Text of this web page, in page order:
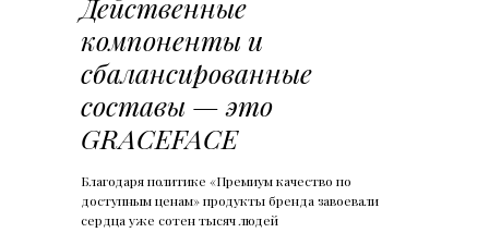
компоненты и
сбалансированные
составы — это
GRACEFACE
Благодаря политике «Премиум качество по
доступным ценам» продукты бренда завоевали
сердца уже сотен тысяч людей